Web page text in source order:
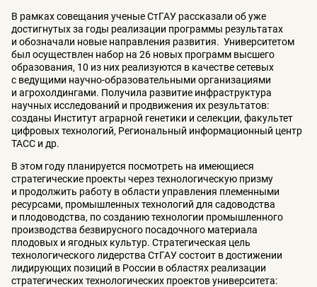
В рамках совещания ученые СтГАУ рассказали об уже
достигнутых за годы реализации программы результатах
и обозначали новые направления развития. Университетом
был осуществлен набор на 26 новых программ высшего
образования, 10 из них реализуются в качестве сетевых
с ведущими научно-образовательными организациями
и агрохолдингами. Получила развитие инфраструктура
научных исследований и продвижения их результатов:
созданы Институт аграрной генетики и селекции, факультет
цифровых технологий, Региональный информационный центр
ТАСС и др.
В этом году планируется посмотреть на имеющиеся
стратегические проекты через технологическую призму
и продолжить работу в области управления племенными
ресурсами, промышленных технологий для садоводства
и плодоводства, по созданию технологии промышленного
производства безвирусного посадочного материала
плодовых и ягодных культур. Стратегическая цель
технологического лидерства СтГАУ состоит в достижении
лидирующих позиций в России в областях реализации
стратегических технологических проектов университета: